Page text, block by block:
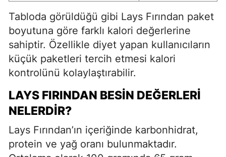
Tabloda görüldüğü gibi Lays Fırından paket
boyutuna göre farklı kalori değerlerine
sahiptir. Özellikle diyet yapan kullanıcıların
küçük paketleri tercih etmesi kalori
kontrolünü kolaylaştırabilir.
LAYS FIRINDAN BESIN DEĞERLERI
NELERDIR?
Lays Fırından’ın içeriğinde karbonhidrat,
protein ve yağ oranı bulunmaktadır.